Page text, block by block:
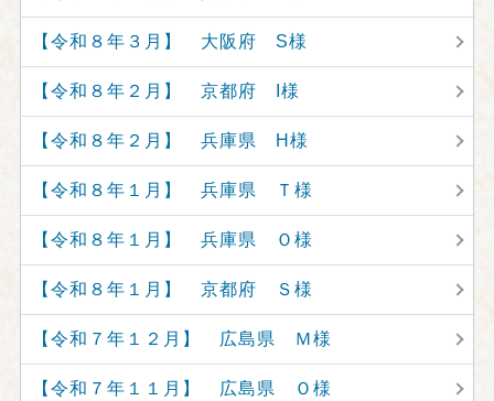
【令和８年３月】 大阪府 S様
【令和８年２月】 京都府 I様
【令和８年２月】 兵庫県 H様
【令和８年１月】 兵庫県 Ｔ様
【令和８年１月】 兵庫県 Ｏ様
【令和８年１月】 京都府 Ｓ様
【令和７年１２月】 広島県 Ｍ様
【令和７年１１月】 広島県 Ｏ様